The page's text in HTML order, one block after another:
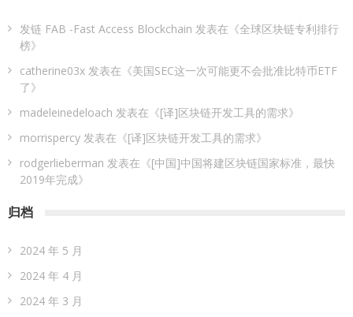
发链 FAB -Fast Access Blockchain 发表在《全球区块链专利排行
榜》
catherine03x 发表在《美国SEC这一次可能更不会批准比特币ETF
了》
madeleinedeloach 发表在《[译]区块链开发工具的需求》
morrispercy 发表在《[译]区块链开发工具的需求》
rodgerlieberman 发表在《[中国]中国将建区块链国家标准，最快
2019年完成》
归档
2024 年 5 月
2024 年 4 月
2024 年 3 月